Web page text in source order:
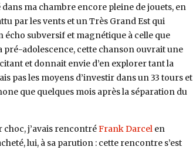
dans ma chambre encore pleine de jouets, en
par les vents et un Très Grand Est qui
subversif et magnétique à celle que
pré-adolescence, cette chanson ouvrait une
et donnait envie d’en explorer tant la
pas les moyens d’investir dans un 33 tours et
que quelques mois après la séparation du
choc, j’avais rencontréFrank Darcelen
lui, à sa parution : cette rencontre s’est